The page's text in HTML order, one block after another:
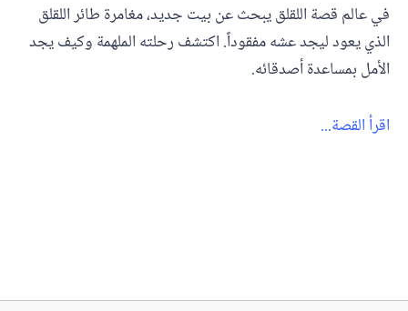
في عالم قصة اللقلق يبحث عن بيت جديد، مغامرة طائر اللقلق
الذي يعود ليجد عشه مفقوداً. اكتشف رحلته الملهمة وكيف يجد
الأمل بمساعدة أصدقائه.
اقرأ القصة...